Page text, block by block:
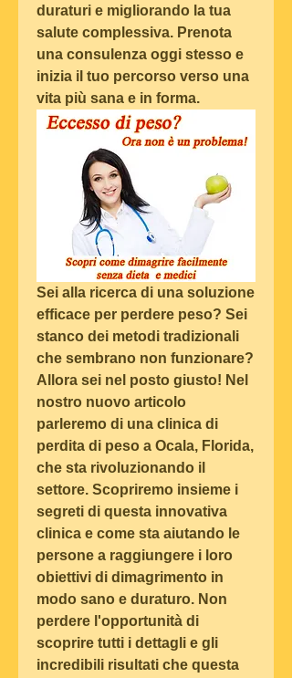
duraturi e migliorando la tua
salute complessiva. Prenota
una consulenza oggi stesso e
inizia il tuo percorso verso una
vita più sana e in forma.
Sei alla ricerca di una soluzione
efficace per perdere peso? Sei
stanco dei metodi tradizionali
che sembrano non funzionare?
Allora sei nel posto giusto! Nel
nostro nuovo articolo
parleremo di una clinica di
perdita di peso a Ocala, Florida,
che sta rivoluzionando il
settore. Scopriremo insieme i
segreti di questa innovativa
clinica e come sta aiutando le
persone a raggiungere i loro
obiettivi di dimagrimento in
modo sano e duraturo. Non
perdere l'opportunità di
scoprire tutti i dettagli e gli
incredibili risultati che questa